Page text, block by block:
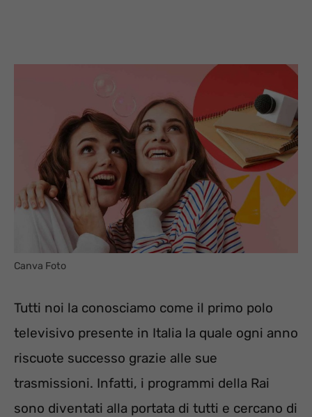
Canva Foto
Tutti noi la conosciamo come il primo polo
televisivo presente in Italia la quale ogni anno
riscuote successo grazie alle sue
trasmissioni. Infatti, i programmi della Rai
sono diventati alla portata di tutti e cercano di